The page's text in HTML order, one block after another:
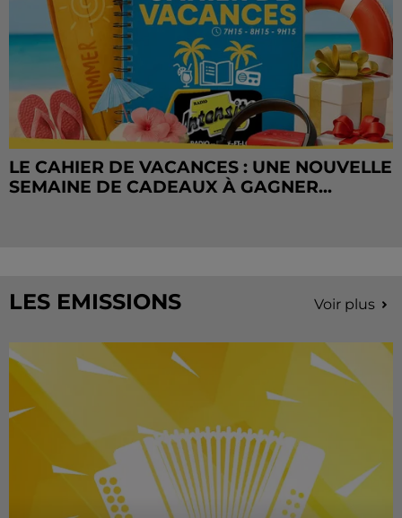
LE CAHIER DE VACANCES : UNE NOUVELLE
SEMAINE DE CADEAUX À GAGNER...
LES EMISSIONS Voir plus